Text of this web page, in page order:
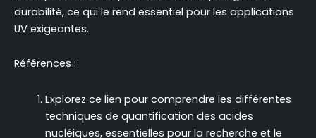
durabilité, ce qui le rend essentiel pour les applications
UV exigeantes.
Références :
Explorez ce lien pour comprendre les différentes
techniques de quantification des acides
nucléiques, essentielles pour la recherche et le